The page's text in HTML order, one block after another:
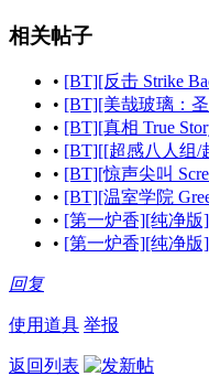
相关帖子
• [BT][反击 Strike
• [BT][美哉玻璃：
• [BT][真相 True
• [BT][[超感八人组/
• [BT][惊声尖叫
• [BT][温室学院
• [第一炉香][纯净版
• [第一炉香][纯净版
回复
使用道具 举报
返回列表